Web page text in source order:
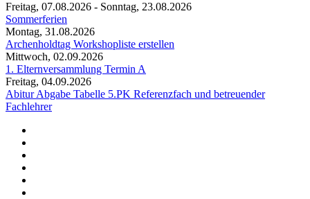
Freitag, 07.08.2026 - Sonntag, 23.08.2026
Sommerferien
Montag, 31.08.2026
Archenholdtag Workshopliste erstellen
Mittwoch, 02.09.2026
1. Elternversammlung Termin A
Freitag, 04.09.2026
Abitur Abgabe Tabelle 5.PK Referenzfach und betreuender
Fachlehrer